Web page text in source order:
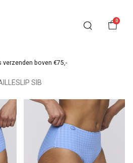
0
verzenden boven €75,-
SIB